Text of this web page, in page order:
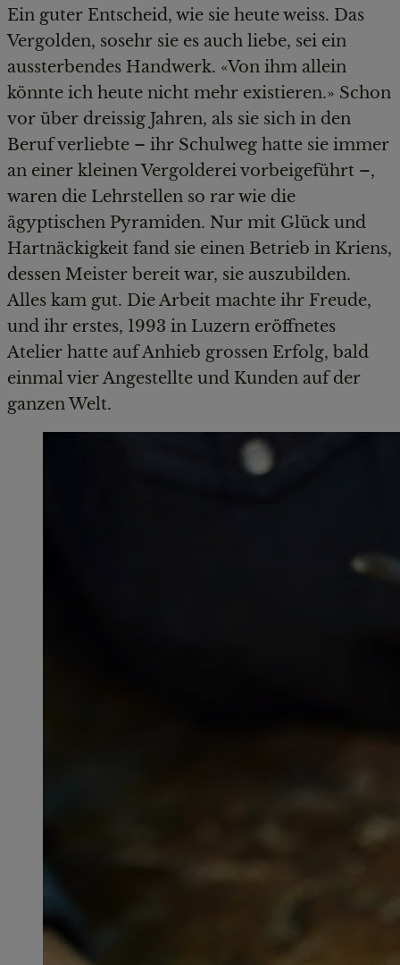
Ein guter Entscheid, wie sie heute weiss. Das
Vergolden, sosehr sie es auch liebe, sei ein
aussterbendes Handwerk. «Von ihm allein
könnte ich heute nicht mehr existieren.» Schon
vor über dreissig Jahren, als sie sich in den
Beruf verliebte – ihr Schulweg hatte sie immer
an einer kleinen Vergolderei vorbeigeführt –,
waren die Lehrstellen so rar wie die
ägyptischen Pyramiden. Nur mit Glück und
Hartnäckigkeit fand sie einen Betrieb in Kriens,
dessen Meister bereit war, sie auszubilden.
Alles kam gut. Die Arbeit machte ihr Freude,
und ihr erstes, 1993 in Luzern eröffnetes
Atelier hatte auf Anhieb grossen Erfolg, bald
einmal vier Angestellte und Kunden auf der
ganzen Welt.